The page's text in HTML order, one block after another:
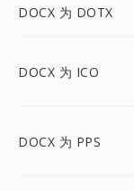
DOCX 为 DOTX
DOCX 为 ICO
DOCX 为 PPS